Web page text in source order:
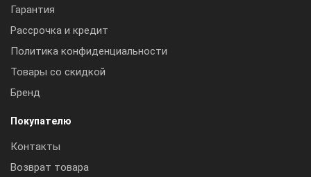
Гарантия
Рассрочка и кредит
Политика конфиденциальности
Товары со скидкой
Бренд
Покупателю
Контакты
Возврат товара